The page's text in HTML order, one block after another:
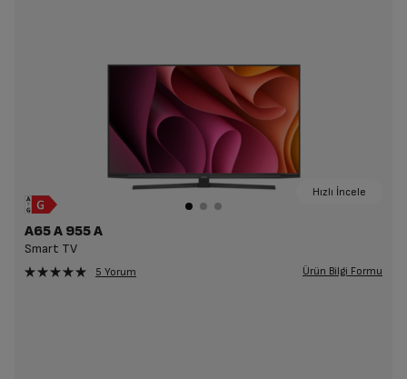
Hızlı İncele
A65 A 955 A
Smart TV
5 Yorum Ürün Bilgi Formu